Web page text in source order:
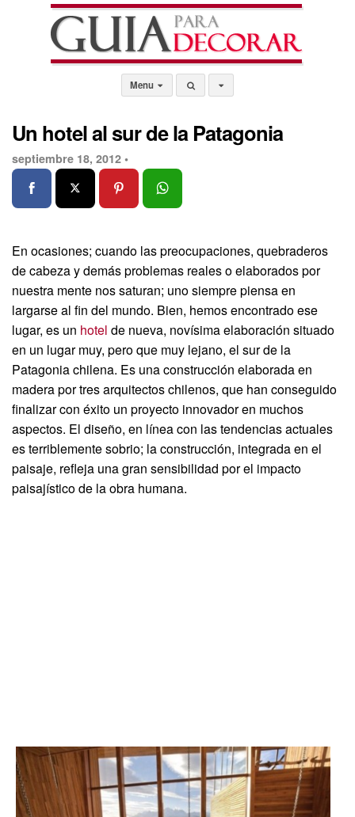
Menu
Un hotel al sur de la Patagonia
septiembre 18, 2012 •
En ocasiones; cuando las preocupaciones, quebraderos
de cabeza y demás problemas reales o elaborados por
nuestra mente nos saturan; uno siempre piensa en
largarse al fin del mundo. Bien, hemos encontrado ese
lugar, es un hotel de nueva, novísima elaboración situado
en un lugar muy, pero que muy lejano, el sur de la
Patagonia chilena. Es una construcción elaborada en
madera por tres arquitectos chilenos, que han conseguido
finalizar con éxito un proyecto innovador en muchos
aspectos. El diseño, en línea con las tendencias actuales
es terriblemente sobrio; la construcción, integrada en el
paisaje, refleja una gran sensibilidad por el impacto
paisajístico de la obra humana.